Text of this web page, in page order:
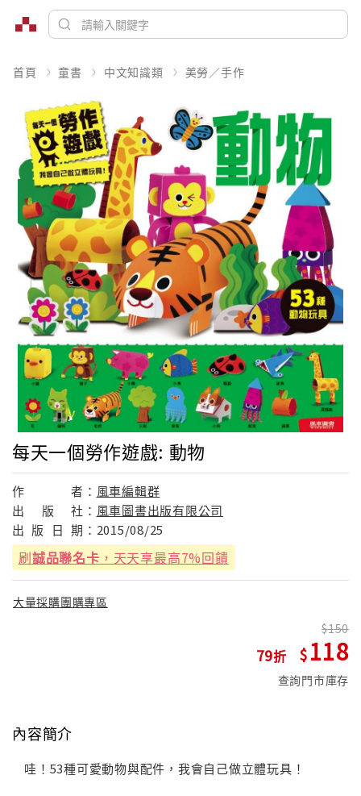
首頁 童書 中文知識類 美勞／手作
每天一個勞作遊戲: 動物
作 者： 風車編輯群
出
版 社： 風車圖書出版有限公司
出 版 日 期： 2015/08/25
刷誠品聯名卡 ，天天享最高7%回饋
大量採購團購專區
79
150
118
查詢門市庫存
內容簡介
哇！53種可愛動物與配件，我會自己做立體玩具！